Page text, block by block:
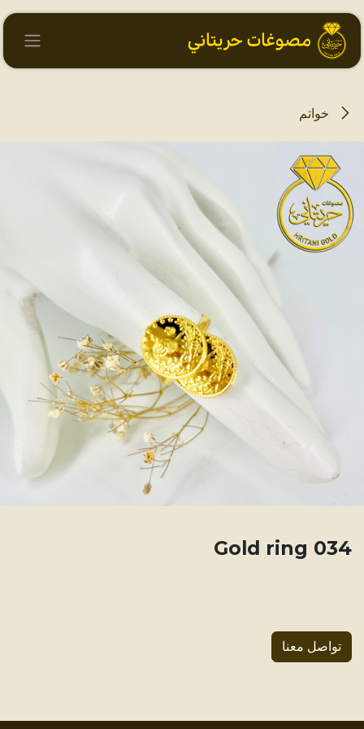
تخطي للذهاب إلى المحتوى
خواتم
034 Gold ring
تواصل معنا